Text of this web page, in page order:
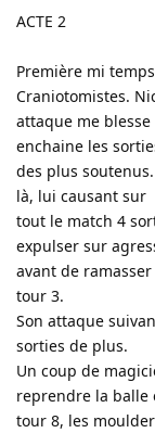
ACTE 2
Première mi
Craniotomistes.
attaque me
enchaine les
des plus
là, lui causant sur
tout le match 4
expulser sur
avant de
tour 3.
Son attaque
sorties de plus.
Un coup de
reprendre la balle
tour 8, les